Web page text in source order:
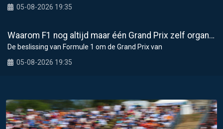
05-08-2026 19:35
Waarom F1 nog altijd maar één Grand Prix zelf organiseert
De beslissing van Formule 1 om de Grand Prix van
05-08-2026 19:35